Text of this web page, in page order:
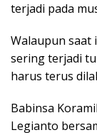
terjadi pada
Walaupun saat
sering terjadi
harus terus
Babinsa
Legianto